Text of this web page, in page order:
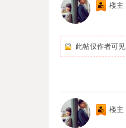
楼主
此帖仅作者可见
楼主